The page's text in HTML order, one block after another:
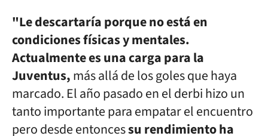
"Le descartaría porque no está en
condiciones físicas y mentales.
Actualmente es una carga para la
Juventus,más allá de los goles que haya
marcado. El año pasado en el derbi hizo un
tanto importante para empatar el encuentro
pero desde entoncessu rendimiento ha